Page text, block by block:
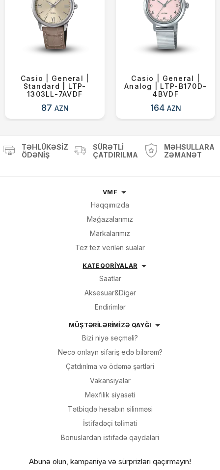
Casio | General |
Standard | LTP-
1303LL-7AVDF
87 AZN
Casio | General |
Analog | LTP-B170D-
4BVDF
164 AZN
TƏHLÜKƏSIZ
ÖDƏNIŞ
SÜRƏTLI
ÇATDIRILMA
MƏHSULLARA
ZƏMANƏT
VMF
Haqqımızda
Mağazalarımız
Markalarımız
Tez tez verilən sualar
KATEQORİYALAR
Saatlar
Aksesuar&Digər
Endirimlər
MÜŞTƏRİLƏRİMİZƏ QAYĞI
Bizi niyə seçməli?
Necə onlayn sifariş edə bilərəm?
Çatdırılma və ödəmə şərtləri
Vakansiyalar
Məxfilik siyasəti
Tətbiqdə hesabın silinməsi
İsti̇fadəçi̇ təli̇mati
Bonuslardan i̇sti̇fadə qaydalari
Abunə olun, kampaniya və sürprizləri qaçırmayın!